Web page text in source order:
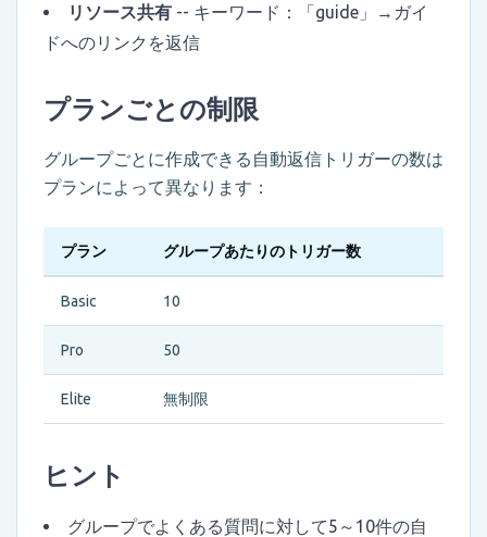
リソース共有 -- キーワード：「guide」→ガイ
ドへのリンクを返信
プランごとの制限
グループごとに作成できる自動返信トリガーの数は
プランによって異なります：
プラン グループあたりのトリガー数
Basic 10
Pro 50
Elite 無制限
ヒント
グループでよくある質問に対して5～10件の自